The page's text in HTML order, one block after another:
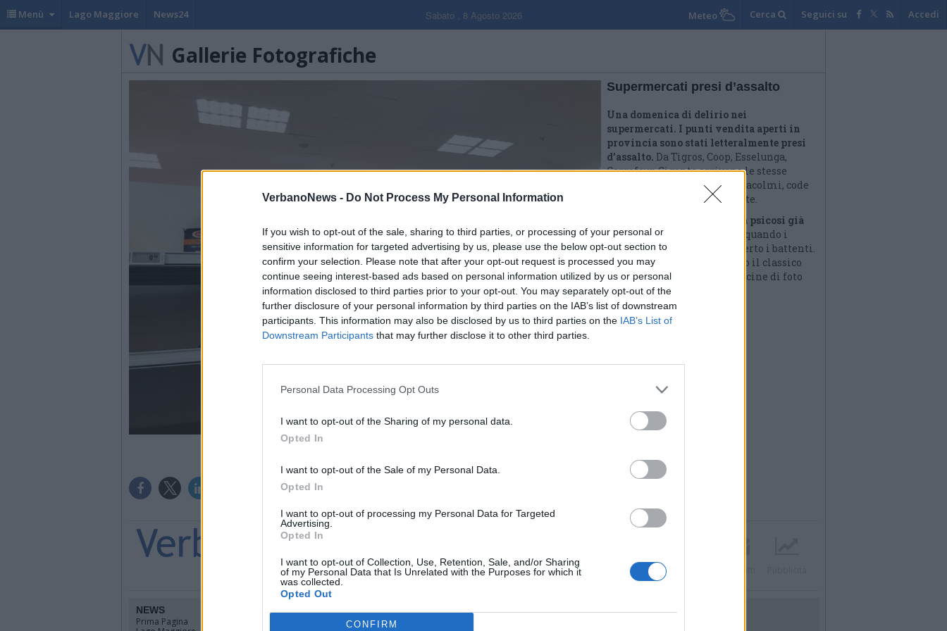
VerbanoNews - Do Not Process My Personal Information
If you wish to opt-out of the sale, sharing to third parties, or processing of your personal or
sensitive information for targeted advertising by us, please use the below opt-out section to
confirm your selection. Please note that after your opt-out request is processed you may
continue seeing interest-based ads based on personal information utilized by us or personal
information disclosed to third parties prior to your opt-out. You may separately opt-out of the
further disclosure of your personal information by third parties on the IAB’s list of downstream
participants. This information may also be disclosed by us to third parties on the IAB’s List of
Downstream Participants that may further disclose it to other third parties.
Personal Data Processing Opt Outs
I want to opt-out of the Sharing of my personal data.
Opted In
I want to opt-out of the Sale of my Personal Data.
Opted In
I want to opt-out of processing my Personal Data for Targeted
Advertising.
Opted In
I want to opt-out of Collection, Use, Retention, Sale, and/or Sharing
of my Personal Data that Is Unrelated with the Purposes for which it
was collected.
Opted Out
CONFIRM
Menù Lago Maggiore News24 Sabato , 8 Agosto 2026 Meteo Cerca Seguici su Accedi
Gallerie Fotografiche
Supermercati presi d’assalto
Una domenica di delirio nei
supermercati. I punti vendita aperti in
provincia sono stati letteralmente presi
d’assalto. Da Tigros, Coop, Esselunga,
Carrefour, Gigante arrivano le stesse
notizie ovunque: carrelli stracolmi, code
lunghissime e corsie svuotate.
È scattata una vera e propria psicosi già
dalle prime ore del mattino
quando i
primi magazzini hanno aperto i battenti.
Nel pomeriggio è poi partito il classico
tam tam su Facebook con decine di foto
delle condizioni dei negozi.
24 Febbraio 2020
Registrati Redazione Invia notizia Feed RSS Facebook
NEWS
Prima Pagina
TERRITORI MULTIMEDIA UTILITÀ